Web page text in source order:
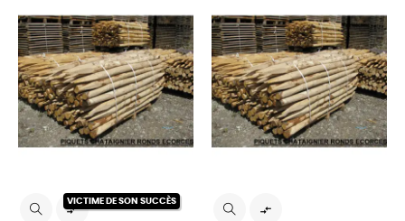
VICTIME DE SON SUCCÈS
 